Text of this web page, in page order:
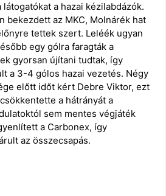
a hazai kézilabdázók.
bekezdett az MKC, Molnárék hat
tettek szert. Leléék ugyan
egy gólra faragták a
gyorsan újítani tudtak, így
a 3-4 gólos hazai vezetés. Négy
előtt időt kért Debre Viktor, ezt
a hátrányát a
sem mentes végjáték
a Carbonex, így
az összecsapás.